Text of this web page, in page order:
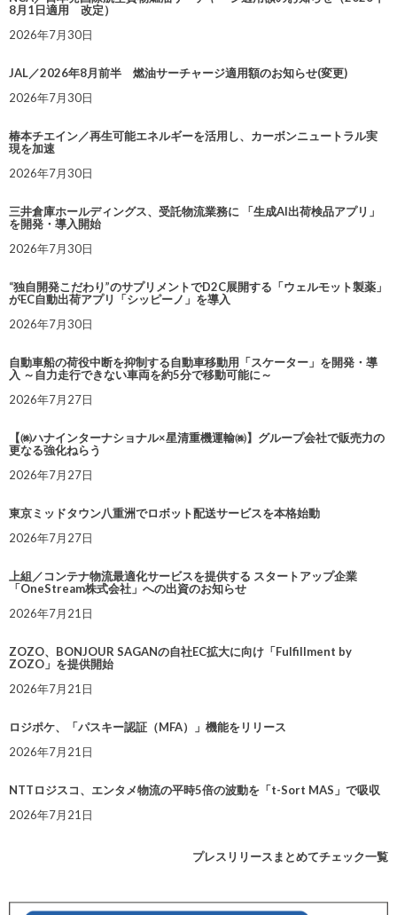
8月1日適用 改定）
2026年7月30日
JAL／2026年8月前半 燃油サーチャージ適用額のお知らせ(変更)
2026年7月30日
椿本チエイン／再生可能エネルギーを活用し、カーボンニュートラル実
現を加速
2026年7月30日
三井倉庫ホールディングス、受託物流業務に 「生成AI出荷検品アプリ」
を開発・導入開始
2026年7月30日
“独自開発こだわり”のサプリメントでD2C展開する「ウェルモット製薬」
がEC自動出荷アプリ「シッピーノ」を導入
2026年7月30日
自動車船の荷役中断を抑制する自動車移動用「スケーター」を開発・導
入 ～自力走行できない車両を約5分で移動可能に～
2026年7月27日
【㈱ハナインターナショナル×星清重機運輸㈱】グループ会社で販売力の
更なる強化ねらう
2026年7月27日
東京ミッドタウン八重洲でロボット配送サービスを本格始動
2026年7月27日
上組／コンテナ物流最適化サービスを提供する スタートアップ企業
「OneStream株式会社」への出資のお知らせ
2026年7月21日
ZOZO、BONJOUR SAGANの自社EC拡大に向け「Fulfillment by
ZOZO」を提供開始
2026年7月21日
ロジポケ、「パスキー認証（MFA）」機能をリリース
2026年7月21日
NTTロジスコ、エンタメ物流の平時5倍の波動を「t-Sort MAS」で吸収
2026年7月21日
プレスリリースまとめてチェック一覧